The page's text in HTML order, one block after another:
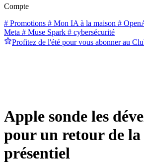
Compte
# Promotions # Mon IA à la maison #
Meta # Muse Spark # cybersécurité
Profitez de l'été pour vous abonner au
Apple sonde les
pour un retour de
présentiel